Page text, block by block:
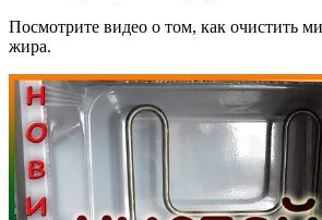
Посмотрите видео о том, как очистить
жира.